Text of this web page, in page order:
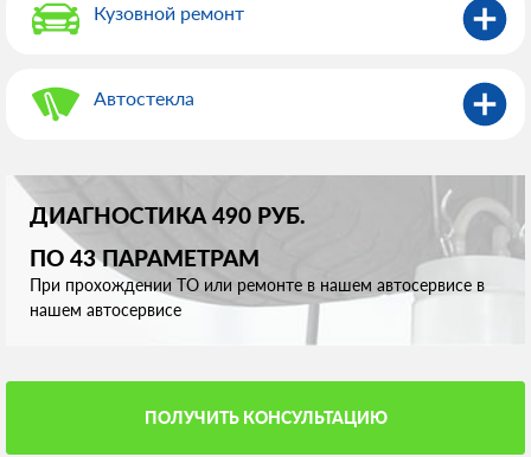
Кузовной ремонт
Автостекла
ДИАГНОСТИКА 490 РУБ.
ПО 43 ПАРАМЕТРАМ
При прохождении ТО или ремонте в нашем автосервисе в
нашем автосервисе
ПОЛУЧИТЬ КОНСУЛЬТАЦИЮ